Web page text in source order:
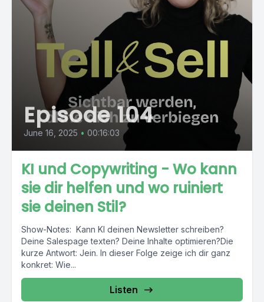
Episode 104
June 16, 2025 • 00:16:03
KI und Copywriting - Wo kann
sie dir helfen und wo ruiniert
sie deinen Stil?
Show-Notes: Kann KI deinen Newsletter schreiben?
Deine Salespage texten? Deine Inhalte optimieren?Die
kurze Antwort: Jein. In dieser Folge zeige ich dir ganz
konkret: Wie...
Listen